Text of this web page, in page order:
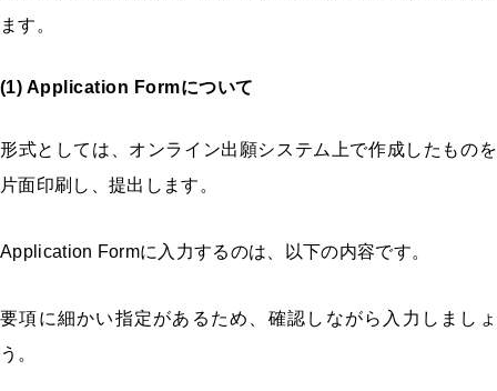
ます。
(1) Application Formについて
形式としては、オンライン出願システム上で作成したものを
片面印刷し、提出します。
Application Formに入力するのは、以下の内容です。
要項に細かい指定があるため、確認しながら入力しましょ
う。